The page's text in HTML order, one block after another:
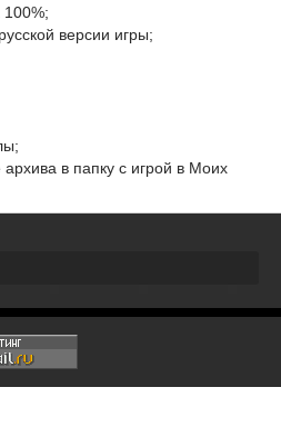
версии игры;
в папку с игрой в Моих